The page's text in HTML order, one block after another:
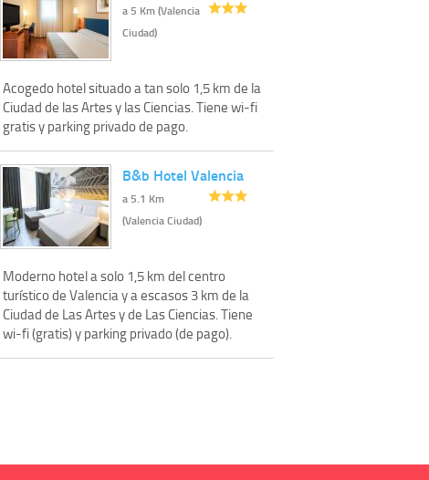
a 5 Km (Valencia
Ciudad)
Acogedo hotel situado a tan solo 1,5 km de la
Ciudad de las Artes y las Ciencias. Tiene wi-fi
gratis y parking privado de pago.
B&b Hotel Valencia
a 5.1 Km
(Valencia Ciudad)
Moderno hotel a solo 1,5 km del centro
turístico de Valencia y a escasos 3 km de la
Ciudad de Las Artes y de Las Ciencias. Tiene
wi-fi (gratis) y parking privado (de pago).